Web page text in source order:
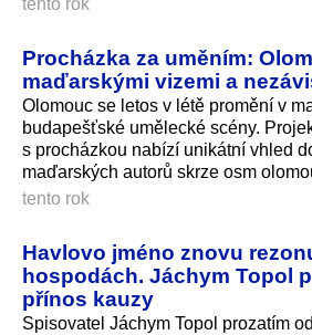
Procházka za uměním:
maďarskými vizemi a
Olomouc se letos v létě promění v
budapešťské umělecké scény.
s procházkou nabízí unikátní vhled
maďarských autorů skrze osm
tento rok
Havlovo jméno znovu
hospodách. Jáchym Topol
přínos kauzy
Spisovatel Jáchym Topol prozatím